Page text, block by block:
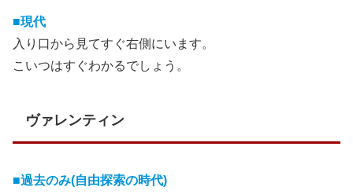
■現代
入り口から見てすぐ右側にいます。
こいつはすぐわかるでしょう。
ヴァレンティン
■過去のみ(自由探索の時代)